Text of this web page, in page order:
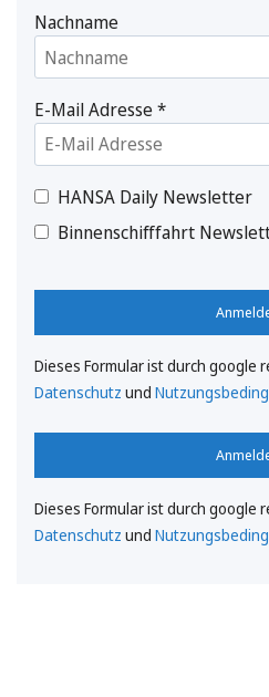
Nachname
E-Mail Adresse*
HANSA Daily Newsletter
Binnenschifffahrt
Dieses Formular ist durch google
Datenschutz und
Dieses Formular ist durch google
Datenschutz und